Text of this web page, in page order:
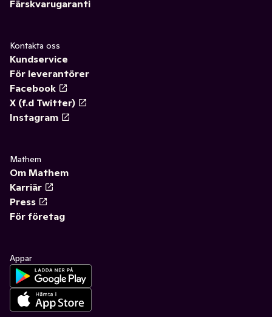
Färskvarugaranti
Kontakta oss
Kundservice
För leverantörer
Facebook
X (f.d Twitter)
Instagram
Mathem
Om Mathem
Karriär
Press
För företag
Appar